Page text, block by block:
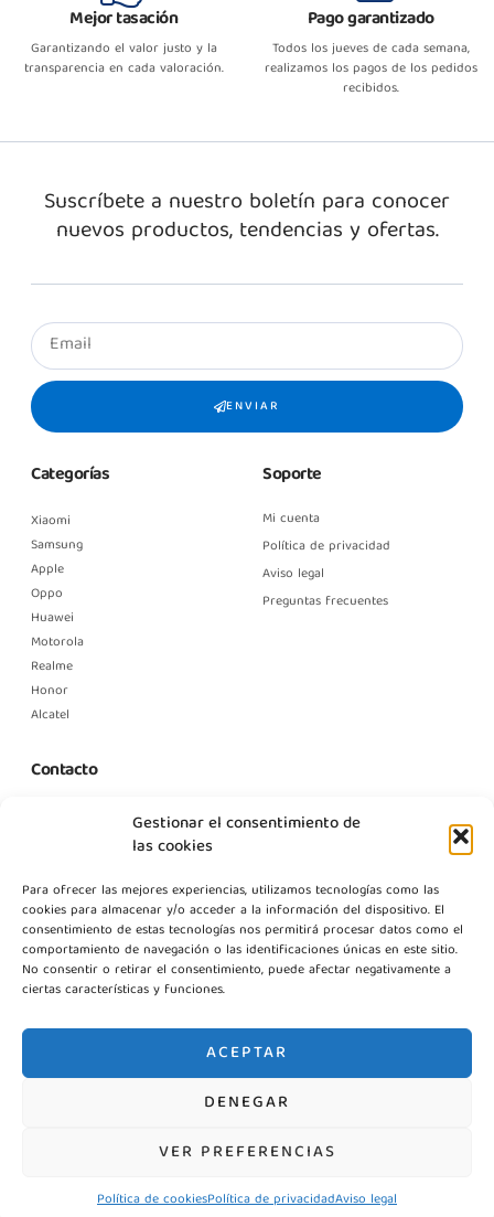
Gestionar el consentimiento de
las cookies
Para ofrecer las mejores experiencias, utilizamos tecnologías como las
cookies para almacenar y/o acceder a la información del dispositivo. El
consentimiento de estas tecnologías nos permitirá procesar datos como el
comportamiento de navegación o las identificaciones únicas en este sitio.
No consentir o retirar el consentimiento, puede afectar negativamente a
ciertas características y funciones.
ACEPTAR
DENEGAR
VER PREFERENCIAS
Política de cookiesPolítica de privacidadAviso legal
Mejor tasación
Garantizando el valor justo y la
transparencia en cada valoración.
Pago garantizado
Todos los jueves de cada semana,
realizamos los pagos de los pedidos
recibidos.
Suscríbete a nuestro boletín para conocer
nuevos productos, tendencias y ofertas.
ENVIAR
Categorías
Xiaomi
Samsung
Apple
Oppo
Huawei
Motorola
Realme
Honor
Alcatel
Soporte
Mi cuenta
Política de privacidad
Aviso legal
Preguntas frecuentes
Contacto
C. Margarita Nelken, 12, Nave 2, Modulo 1, Pol Prologics, 28830
+34 915 916 113
+34 744 667 846
Contáctanos